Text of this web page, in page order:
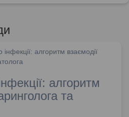
алгоритм взаємодії
алгоритм
та